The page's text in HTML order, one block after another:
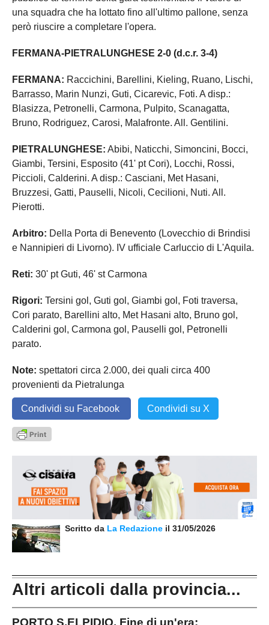
una squadra che ha lottato fino all'ultimo pallone, senza
però riuscire a completare l'opera.
FERMANA-PIETRALUNGHESE 2-0 (d.c.r. 3-4)
FERMANA: Raccichini, Barellini, Kieling, Ruano, Lischi,
Barrasso, Marin Nunzi, Guti, Cicarevic, Foti. A disp.:
Blasizza, Petronelli, Carmona, Pulpito, Scanagatta,
Bruno, Rodriguez, Carosi, Malafronte. All. Gentilini.
PIETRALUNGHESE: Abibi, Naticchi, Simoncini, Bocci,
Giambi, Tersini, Esposito (41' pt Cori), Locchi, Rossi,
Piccioli, Calderini. A disp.: Casciani, Met Hasani,
Bruzzesi, Gatti, Pauselli, Nicoli, Cecilioni, Nuti. All.
Pierotti.
Arbitro: Della Porta di Benevento (Lovecchio di Brindisi
e Nannipieri di Livorno). IV ufficiale Carluccio di L'Aquila.
Reti: 30' pt Guti, 46' st Carmona
Rigori: Tersini gol, Guti gol, Giambi gol, Foti traversa,
Cori parato, Barellini alto, Met Hasani alto, Bruno gol,
Calderini gol, Carmona gol, Pauselli gol, Petronelli
parato.
Note: spettatori circa 2.000, dei quali circa 400
provenienti da Pietralunga
Condividi su Facebook Condividi su X
Scritto da La Redazione il 31/05/2026
Altri articoli dalla provincia...
PORTO S.ELPIDIO. Fine di un'era: